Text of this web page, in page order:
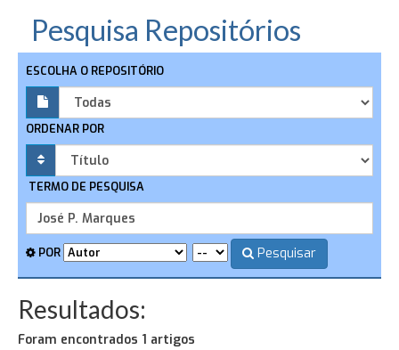
Pesquisa Repositórios
ESCOLHA O REPOSITÓRIO
ORDENAR POR
TERMO DE PESQUISA
POR Pesquisar
Resultados:
Foram encontrados 1 artigos